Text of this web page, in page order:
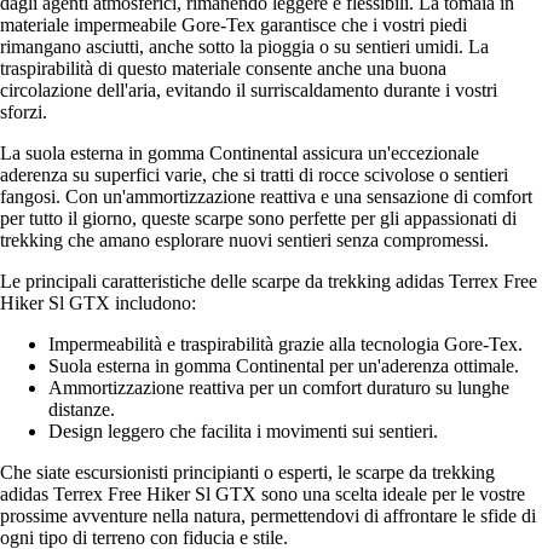
materiale impermeabile Gore-Tex garantisce che i vostri piedi
rimangano asciutti, anche sotto la pioggia o su sentieri umidi. La
traspirabilità di questo materiale consente anche una buona
circolazione dell'aria, evitando il surriscaldamento durante i vostri
sforzi.
La suola esterna in gomma Continental assicura un'eccezionale
aderenza su superfici varie, che si tratti di rocce scivolose o sentieri
fangosi. Con un'ammortizzazione reattiva e una sensazione di comfort
per tutto il giorno, queste scarpe sono perfette per gli appassionati di
trekking che amano esplorare nuovi sentieri senza compromessi.
Le principali caratteristiche delle scarpe da trekking adidas Terrex Free
Hiker Sl GTX includono:
Impermeabilità e traspirabilità grazie alla tecnologia Gore-Tex.
Suola esterna in gomma Continental per un'aderenza ottimale.
Ammortizzazione reattiva per un comfort duraturo su lunghe
distanze.
Design leggero che facilita i movimenti sui sentieri.
Che siate escursionisti principianti o esperti, le scarpe da trekking
adidas Terrex Free Hiker Sl GTX sono una scelta ideale per le vostre
prossime avventure nella natura, permettendovi di affrontare le sfide di
ogni tipo di terreno con fiducia e stile.